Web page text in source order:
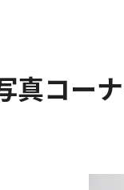
コーナ